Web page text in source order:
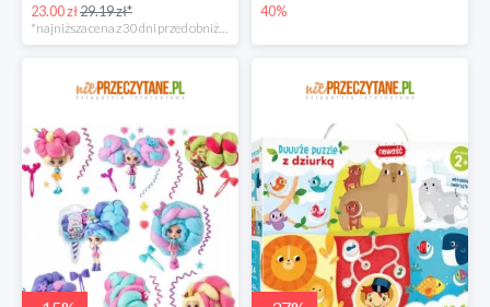
23.00 zł29.19 zł*
*najniższa cena z 30 dni przed obniżką
40%